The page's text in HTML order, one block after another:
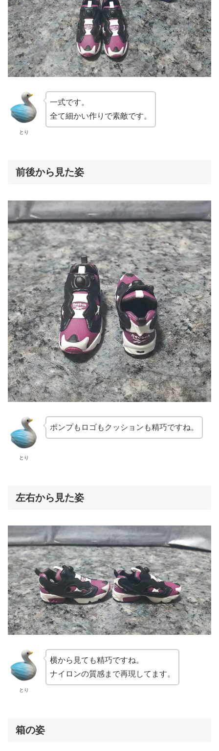
とり
一式です。
全て細かい作りで素敵です。
前後から見た姿
とり
ポンプもロゴもクッションも精巧ですね。
左右から見た姿
とり
横から見ても精巧ですね。
ナイロンの質感まで再現してます。
箱の姿